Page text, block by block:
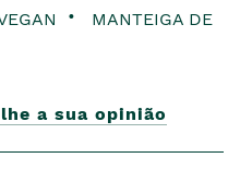
MANTEIGA DE
a sua opinião